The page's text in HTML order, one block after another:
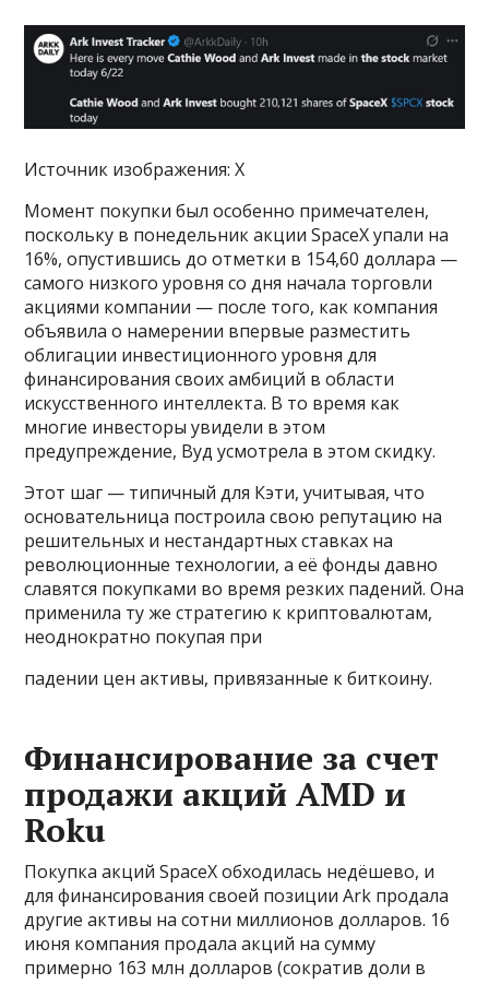
Источник изображения: X
Момент покупки был особенно примечателен,
поскольку в понедельник акции SpaceX упали на
16%, опустившись до отметки в 154,60 доллара —
самого низкого уровня со дня начала торговли
акциями компании — после того, как компания
объявила о намерении впервые разместить
облигации инвестиционного уровня для
финансирования своих амбиций в области
искусственного интеллекта. В то время как
многие инвесторы увидели в этом
предупреждение, Вуд усмотрела в этом скидку.
Этот шаг — типичный для Кэти, учитывая, что
основательница построила свою репутацию на
решительных и нестандартных ставках на
революционные технологии, а её фонды давно
славятся покупками во время резких падений. Она
применила ту же стратегию к криптовалютам,
неоднократно покупая при
падении цен активы, привязанные к биткоину.
Финансирование за счет
продажи акций AMD и
Roku
Покупка акций SpaceX обходилась недёшево, и
для финансирования своей позиции Ark продала
другие активы на сотни миллионов долларов. 16
июня компания продала акций на сумму
примерно 163 млн долларов (сократив доли в